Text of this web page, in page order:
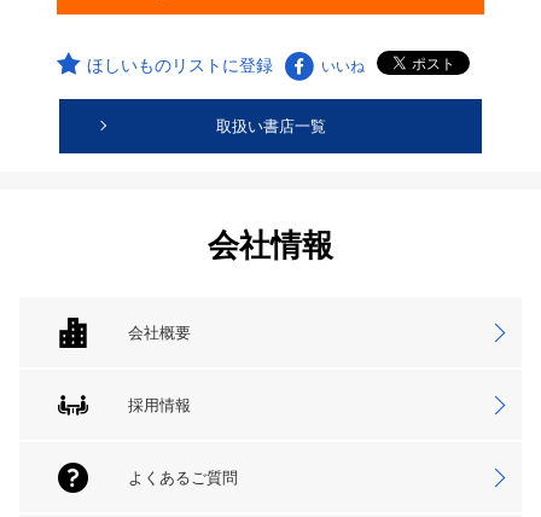
ほしいものリストに登録 いいね
取扱い書店一覧
会社情報
会社概要
採用情報
よくあるご質問